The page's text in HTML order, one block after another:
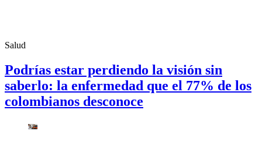
Salud
Podrías estar perdiendo la visión sin
saberlo: la enfermedad que el 77% de los
colombianos desconoce